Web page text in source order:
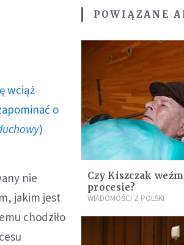
wciąż
o
)
nie
jakim jest
chodziło
POWIĄZANE
Czy Kiszczak
procesie?
WIADOMOŚCI Z POLSKI